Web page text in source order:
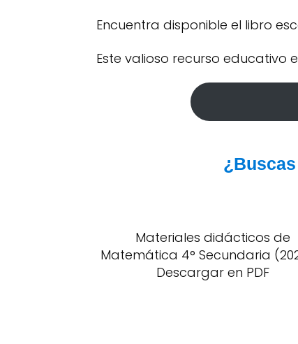
Encuentra disponible el libro
Este valioso recurso
Materiales didácticos de
Matemática 4° Secundaria
Descargar en PDF